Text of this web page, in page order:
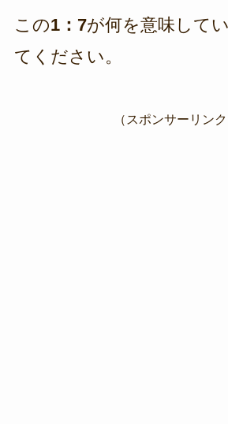
この1：7が何を意味して
てください。
（スポンサーリンク